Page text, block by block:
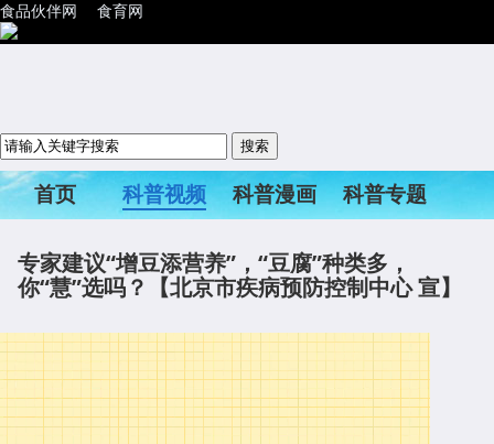
食品伙伴网 食育网
首页 科普视频 科普漫画
科普专题
专家建议“增豆添营养”，“豆腐”种类多，
你“慧”选吗？【北京市疾病预防控制中心 宣】